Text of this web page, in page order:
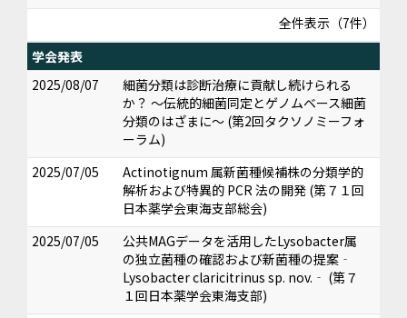
全件表示（7件）
学会発表
2025/08/07
細菌分類は診断治療に貢献し続けられる
か？ ～伝統的細菌同定とゲノムベース細菌
分類のはざまに～ (第2回タクソノミーフォ
ーラム)
2025/07/05
Actinotignum 属新菌種候補株の分類学的
解析および特異的 PCR 法の開発 (第７１回
日本薬学会東海支部総会)
2025/07/05
公共MAGデータを活用したLysobacter属
の独立菌種の確認および新菌種の提案‐
Lysobacter claricitrinus sp. nov.‐ (第７
１回日本薬学会東海支部)